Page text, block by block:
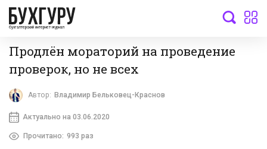
бухгалтерский интернет-журнал
Продлён мораторий на проведение
проверок, но не всех
Автор: Владимир Бельковец-Краснов
Актуально на 03.06.2020
Прочитано: 993 раз